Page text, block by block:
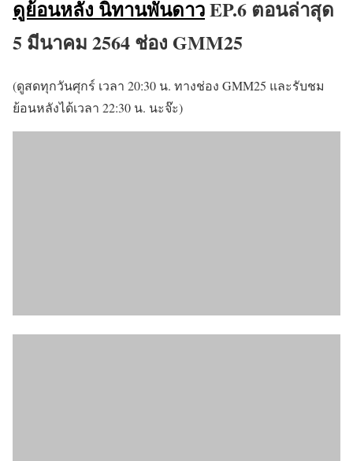
ดูย้อนหลัง นิทานพันดาวEP.6 ตอนล่าสุด
5 มีนาคม 2564 ช่อง GMM25
(ดูสดทุกวันศุกร์ เวลา 20:30 น. ทางช่อง GMM25 และรับชม
ย้อนหลังได้เวลา 22:30 น. นะจ๊ะ)